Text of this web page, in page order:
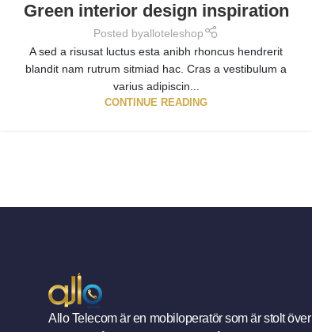
Green interior design inspiration
Posted byalloteleshop
A sed a risusat luctus esta anibh rhoncus hendrerit
blandit nam rutrum sitmiad hac. Cras a vestibulum a
varius adipiscin...
CONTINUE READING
Allo Telecom är en mobiloperatör som är stolt över